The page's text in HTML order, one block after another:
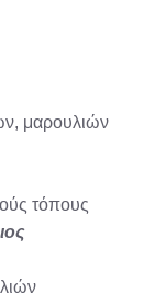
μαρουλιών
τόπους